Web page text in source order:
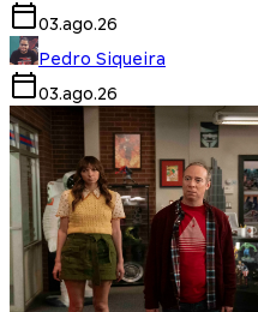
03.ago.26
Pedro Siqueira
03.ago.26